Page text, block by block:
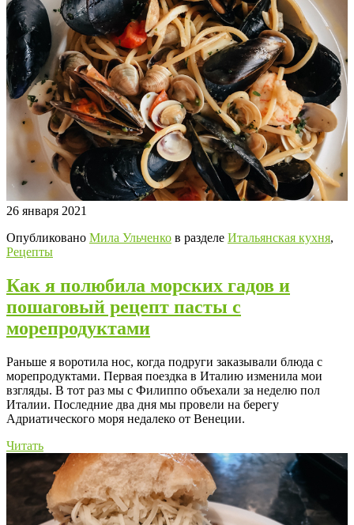
26 января 2021
Опубликовано Мила Ульченко в разделе Итальянская кухня,
Рецепты
Как я полюбила морских гадов и
пошаговый рецепт пасты с
морепродуктами
Раньше я воротила нос, когда подруги заказывали блюда с
морепродуктами. Первая поездка в Италию изменила мои
взгляды. В тот раз мы с Филиппо объехали за неделю пол
Италии. Последние два дня мы провели на берегу
Адриатического моря недалеко от Венеции.
Читать